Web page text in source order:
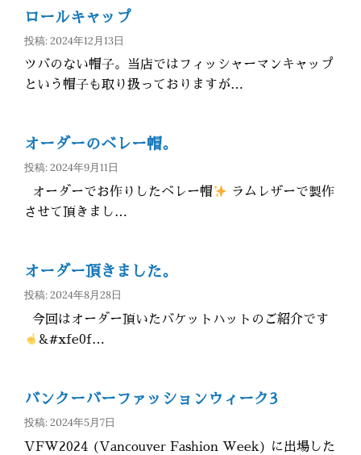
ロールキャップ
投稿: 2024年12月13日
ツバのない帽子。当店ではフィッシャーマンキャップ
という帽子も取り扱っておりますが…
オーダーのベレー帽。
投稿: 2024年9月11日
オーダーでお作りしたベレー帽
ラムレザーで製作
させて頂きまし…
オーダー頂きました。
投稿: 2024年8月28日
今回はオーダー頂いたバケットハットのご紹介です
&#xfe0f…
バンクーバーファッションウィーク3
投稿: 2024年5月7日
VFW2024 (Vancouver Fashion Week) に出場した